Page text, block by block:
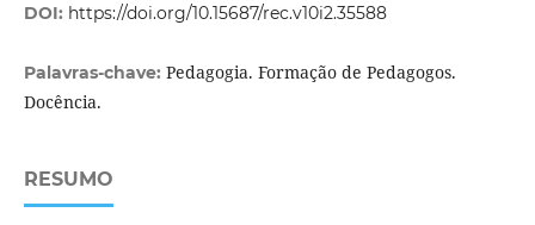
DOI: https://doi.org/10.15687/rec.v10i2.35588
Palavras-chave: Pedagogia. Formação de Pedagogos.
Docência.
RESUMO